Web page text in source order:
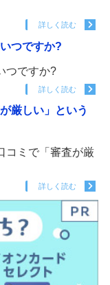
詳しく読む
つですか?
つですか?
詳しく読む
厳しい」という
コミで「審査が厳
詳しく読む